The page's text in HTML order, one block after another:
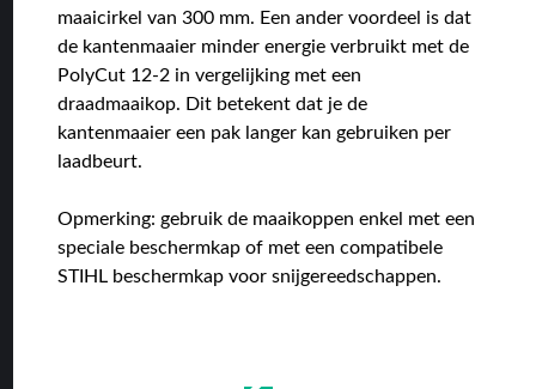
maaicirkel van 300 mm. Een ander voordeel is dat
de kantenmaaier minder energie verbruikt met de
PolyCut 12-2 in vergelijking met een
draadmaaikop. Dit betekent dat je de
kantenmaaier een pak langer kan gebruiken per
laadbeurt.
Opmerking: gebruik de maaikoppen enkel met een
speciale beschermkap of met een compatibele
STIHL beschermkap voor snijgereedschappen.